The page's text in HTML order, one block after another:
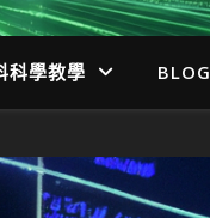
科學教學 BLOG